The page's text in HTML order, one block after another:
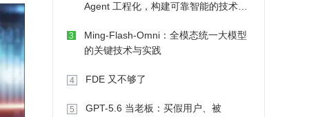
Agent 工程化，构建可靠智能的技术路
3
Ming-Flash-Omni：全模态统一大模型
的关键技术与实践
4 FDE 又不够了
5
GPT-5.6 当老板：买假用户、被